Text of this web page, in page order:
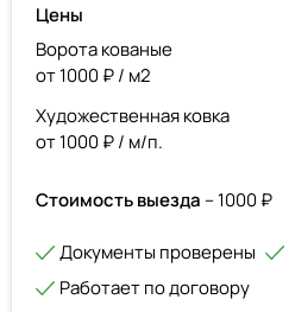
Цены
Ворота кованые
от 1000 ₽ / м2
Художественная ковка
от 1000 ₽ / м/п.
Стоимость выезда – 1000 ₽
Документы проверены
Работает по договору